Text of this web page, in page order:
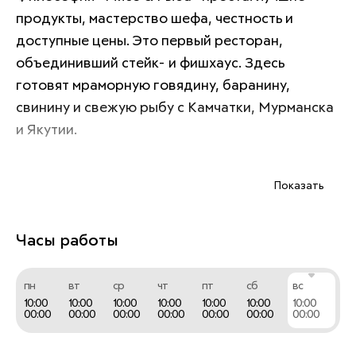
продукты, мастерство шефа, честность и
доступные цены. Это первый ресторан,
объединивший стейк- и фишхаус. Здесь
готовят мраморную говядину, баранину,
свинину и свежую рыбу с Камчатки, Мурманска
и Якутии.
Меню славится альтернативными стейками по
от топ-кондитера Москвы и отличным кофе от
Показать
Часы работы
пн
10:00
00:00
вт
10:00
00:00
ср
10:00
00:00
чт
10:00
00:00
пт
10:00
00:00
сб
10:00
00:00
вс
10:00
00:00